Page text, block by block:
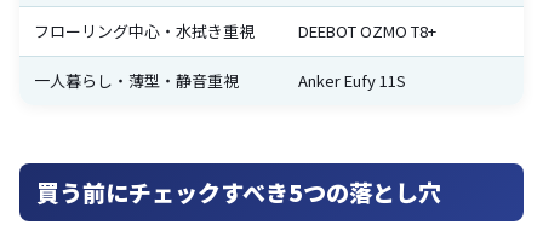
フローリング中心・水拭き重視 DEEBOT OZMO T8+
一人暮らし・薄型・静音重視 Anker Eufy 11S
買う前にチェックすべき5つの落とし穴